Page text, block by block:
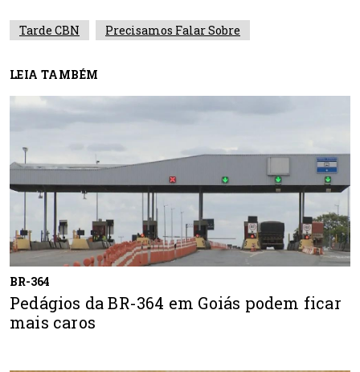
Tarde CBN Precisamos Falar Sobre
LEIA TAMBÉM
BR-364
Pedágios da BR-364 em Goiás podem ficar
mais caros